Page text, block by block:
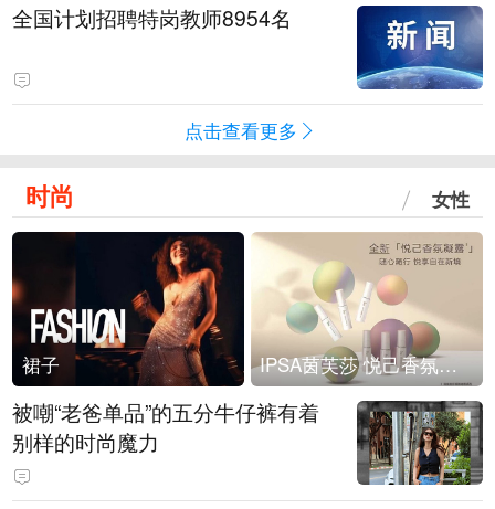
全国计划招聘特岗教师8954名
点击查看更多
时尚 女性
裙子 IPSA茵芙莎 悦己香氛凝露上市
被嘲“老爸单品”的五分牛仔裤有着
别样的时尚魔力